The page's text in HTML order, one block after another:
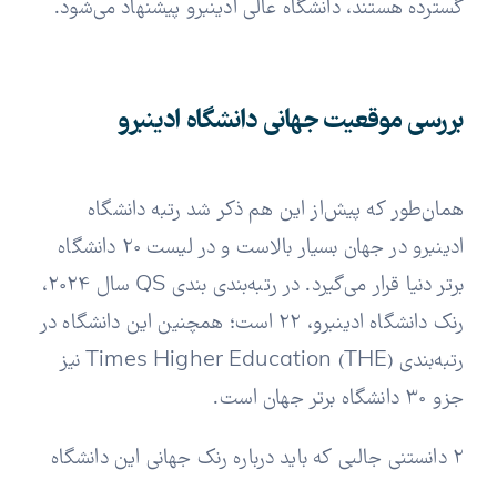
گسترده هستند، دانشگاه عالی ادینبرو پیشنهاد می‌شود.
بررسی موقعیت جهانی دانشگاه ادینبرو
همان‌طور که پیش‌از این هم ذکر شد رتبه دانشگاه
ادینبرو در جهان بسیار بالاست و در لیست 20 دانشگاه
برتر دنیا قرار می‌گیرد. در رتبه‌بندی بندی QS سال 2024،
رنک دانشگاه ادینبرو، 22 است؛ همچنین این دانشگاه در
رتبه‌بندی Times Higher Education (THE) نیز
جزو 30 دانشگاه برتر جهان است.
2 دانستنی جالبی که باید درباره رنک جهانی این دانشگاه